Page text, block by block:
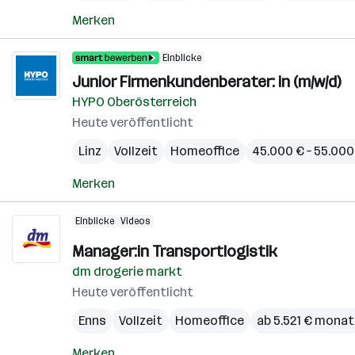
Merken
Einblicke
Junior Firmenkundenberater: in (m/w/d)
HYPO Oberösterreich
Heute veröffentlicht
Linz
Vollzeit Homeoffice 45.000 € –
Merken
Einblicke Videos
Manager:in Transportlogistik
dm drogerie markt
Heute veröffentlicht
Enns
Vollzeit Homeoffice ab 5.521 €